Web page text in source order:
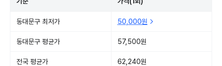
동대문구 최저가 50,000원
동대문구 평균가 57,500원
전국 평균가 62,240원